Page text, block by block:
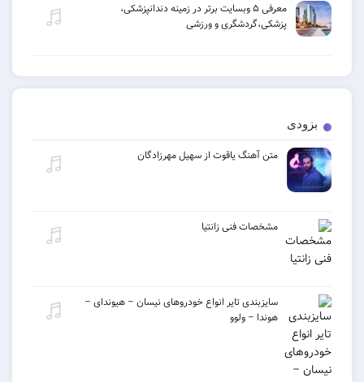
معرفی ۵ وبسایت برتر در زمینه دندانپزشکی،
پزشکی،گردشگری و ورزشی
متن آهنگ یاقوت از سهیل مهرزادگان
مشخصات فنی زانتیا
سایزبندی تایر انواع خودروهای نیسان – هیوندای –
هوندا – ولوو